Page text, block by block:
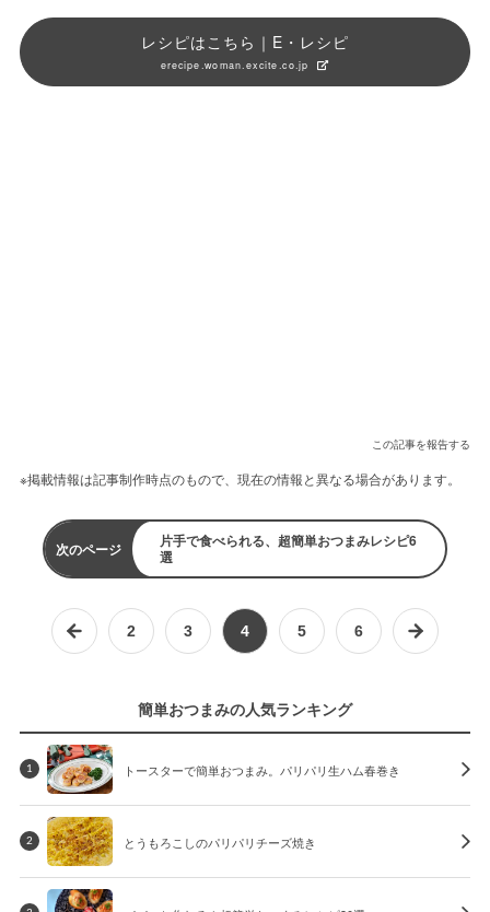
レシピはこちら｜E・レシピ
erecipe.woman.excite.co.jp
この記事を報告する
※掲載情報は記事制作時点のもので、現在の情報と異なる場合があります。
次のページ
片手で食べられる、超簡単おつまみレシピ6
選
2 3 4 5 6
簡単おつまみの人気ランキング
1 トースターで簡単おつまみ。パリパリ生ハム春巻き
2 とうもろこしのパリパリチーズ焼き